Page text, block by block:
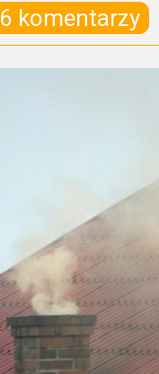
6 komentarzy